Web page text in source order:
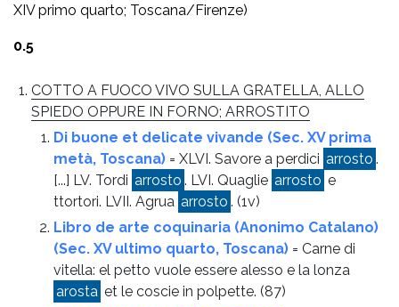
XIV primo quarto; Toscana/Firenze)
0.5
COTTO A FUOCO VIVO SULLA GRATELLA, ALLO
SPIEDO OPPURE IN FORNO; ARROSTITO
Di buone et delicate vivande (Sec. XV prima
metà, Toscana) = XLVI. Savore a perdici arrosto .
[...] LV. Tordi arrosto . LVI. Quaglie arrosto e
ttortori. LVII. Agrua arrosto . (1v)
Libro de arte coquinaria (Anonimo Catalano)
(Sec. XV ultimo quarto, Toscana) = Carne di
vitella: el petto vuole essere alesso e la lonza
arosta et le coscie in polpette. (87)